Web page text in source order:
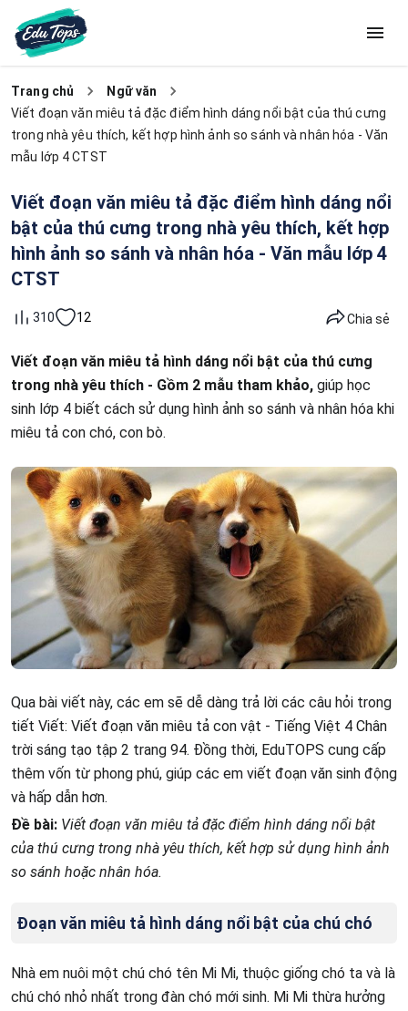
Trang chủ
Ngữ văn
Viết đoạn văn miêu tả đặc điểm hình dáng nổi bật của thú cưng
trong nhà yêu thích, kết hợp hình ảnh so sánh và nhân hóa - Văn
mẫu lớp 4 CTST
Viết đoạn văn miêu tả đặc điểm hình dáng nổi
bật của thú cưng trong nhà yêu thích, kết hợp
hình ảnh so sánh và nhân hóa - Văn mẫu lớp 4
CTST
310 12 Chia sẻ
Viết đoạn văn miêu tả hình dáng nổi bật của thú cưng
trong nhà yêu thích - Gồm 2 mẫu tham khảo, giúp học
sinh lớp 4 biết cách sử dụng hình ảnh so sánh và nhân hóa khi
miêu tả con chó, con bò.
Qua bài viết này, các em sẽ dễ dàng trả lời các câu hỏi trong
tiết Viết: Viết đoạn văn miêu tả con vật - Tiếng Việt 4 Chân
trời sáng tạo tập 2 trang 94. Đồng thời, EduTOPS cung cấp
thêm vốn từ phong phú, giúp các em viết đoạn văn sinh động
và hấp dẫn hơn.
Đề bài: Viết đoạn văn miêu tả đặc điểm hình dáng nổi bật
của thú cưng trong nhà yêu thích, kết hợp sử dụng hình ảnh
so sánh hoặc nhân hóa.
Đoạn văn miêu tả hình dáng nổi bật của chú chó
Nhà em nuôi một chú chó tên Mi Mi, thuộc giống chó ta và là
chú chó nhỏ nhất trong đàn chó mới sinh. Mi Mi thừa hưởng